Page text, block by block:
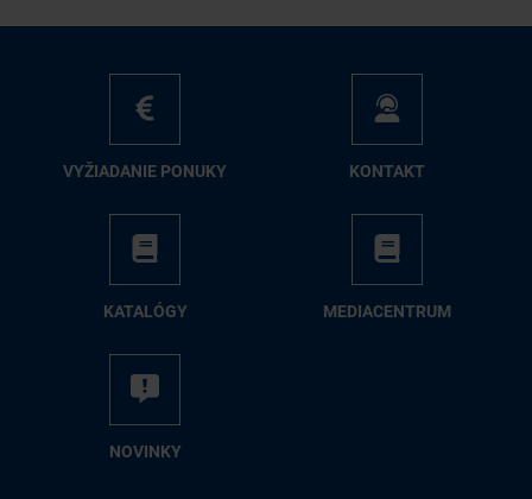
VY­ŽIA­DA­NIE PO­NU­KY KON­TAKT
KA­TA­LÓ­GY ME­DIA­CEN­TRUM
NO­VIN­KY